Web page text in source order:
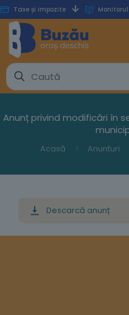
Taxe și impozite
Anunț privind modificări în
Acasă Anunturi
Descarcă anunț